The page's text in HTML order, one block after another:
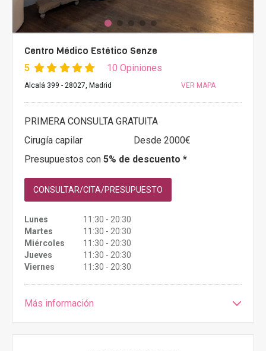
Centro Médico Estético Senze
5 10 Opiniones
Alcalá 399 - 28027, Madrid VER MAPA
PRIMERA CONSULTA GRATUITA
Cirugía capilar
Desde 2000€
Presupuestos con 5% de descuento *
CONSULTAR/CITA/PRESUPUESTO
Lunes
11:30 - 20:30
Martes
11:30 - 20:30
Miércoles
11:30 - 20:30
Jueves
11:30 - 20:30
Viernes
11:30 - 20:30
Más información